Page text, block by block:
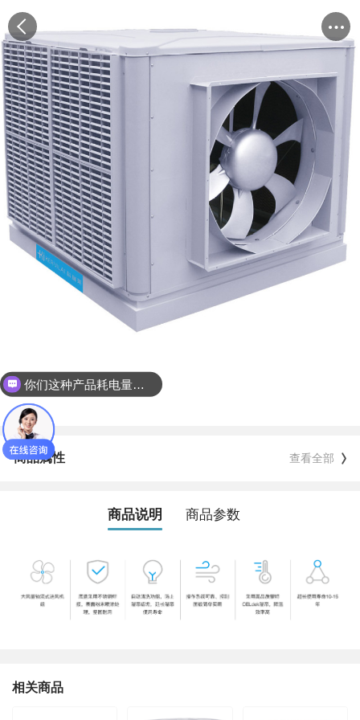
KS36B
商品属性 查看全部
商品说明 商品参数
相关商品
我们厂房是铁皮棚结构的，请问有什么合适的等降温方案？